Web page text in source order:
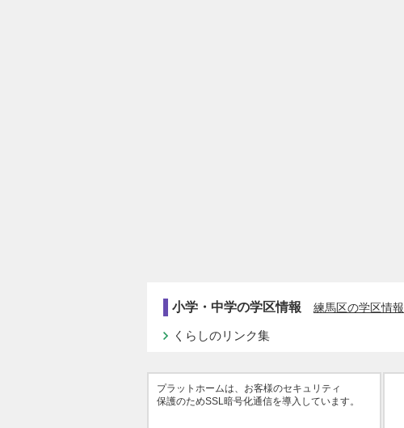
小学・中学の学区情報 練馬区の学区情報
くらしのリンク集
プラットホームは、お客様のセキュリティ
保護のためSSL暗号化通信を導入しています。